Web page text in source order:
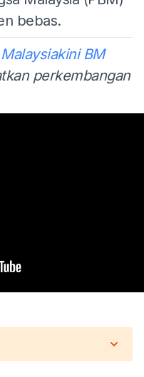
bebas.
BM
perkembangan